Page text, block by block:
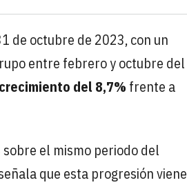
de octubre de 2023, con un
entre febrero y octubre del
crecimiento del 8,7% frente a
el mismo periodo del
que esta progresión viene